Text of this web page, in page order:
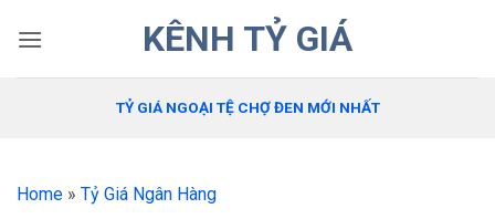
qua
KÊNH TỶ GIÁ
TỶ GIÁ NGOẠI TỆ CHỢ ĐEN MỚI NHẤT
Home » Tỷ Giá Ngân Hàng